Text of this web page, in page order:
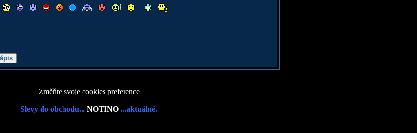
Změňte svoje cookies preference
Slevy do obchodu... NOTINO ...aktuálně.